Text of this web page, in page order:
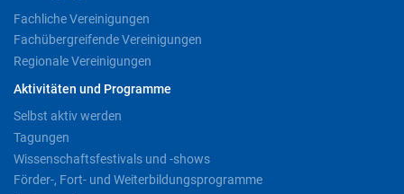
Fachliche Vereinigungen
Fachübergreifende Vereinigungen
Regionale Vereinigungen
Aktivitäten und Programme
Selbst aktiv werden
Tagungen
Wissenschaftsfestivals und -shows
Förder-, Fort- und Weiterbildungsprogramme